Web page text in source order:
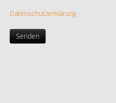
Datenschutzerklärung
Senden